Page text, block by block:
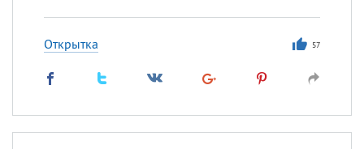
Открытка 57
Посмотреть значениеи
происхождение